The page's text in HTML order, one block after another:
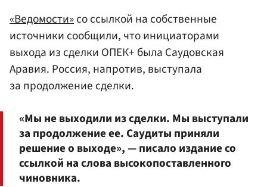
«Ведомости»со ссылкой на собственные
источники сообщили, что инициаторами
выхода из сделки ОПЕК+ была Саудовская
Аравия. Россия, напротив, выступала
за продолжение сделки.
«Мы не выходили из сделки. Мы выступали
за продолжение ее. Саудиты приняли
решение о выходе», — писало издание со
ссылкой на слова высокопоставленного
чиновника.